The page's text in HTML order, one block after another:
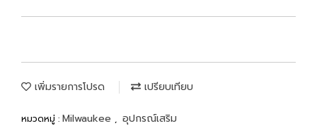
เพิ่มรายการโปรด เปรียบเทียบ
หมวดหมู่ : Milwaukee , อุปกรณ์เสริม